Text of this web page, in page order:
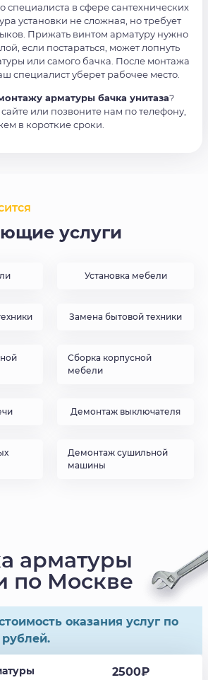
специалиста в сфере сантехнических
установки не сложная, но требует
Прижать винтом арматуру нужно
если постараться, может лопнуть
или самого бачка. После монтажа
специалист уберет рабочее место.
арматуры бачка унитаза?
или позвоните нам по телефону,
в короткие сроки.
услуги
Установка мебели
Замена бытовой техники
Сборка корпусной
мебели
Демонтаж выключателя
Демонтаж сушильной
машины
арматуры
по Москве
оказания услуг по
2500₽